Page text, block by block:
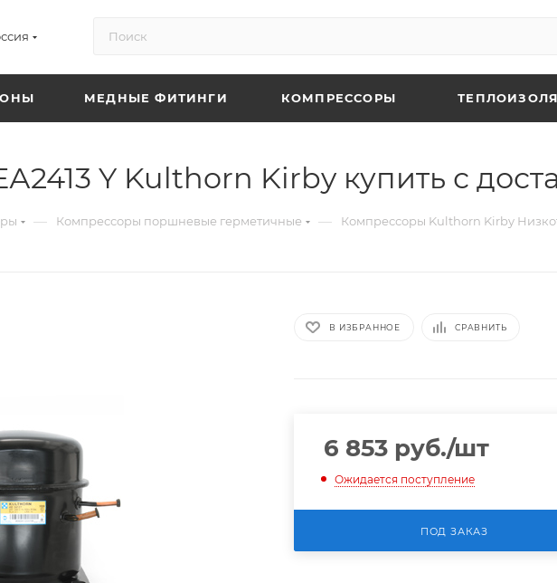
МЕДНЫЕ ФИТИНГИ КОМПРЕССОРЫ
Y Kulthorn Kirby купить с
— Компрессоры поршневые герметичные — Компрессоры Kulthorn Kirby
В ИЗБРАННОЕ СРАВНИТЬ
6 853 руб./шт
Ожидается поступление
ПОД ЗАКАЗ